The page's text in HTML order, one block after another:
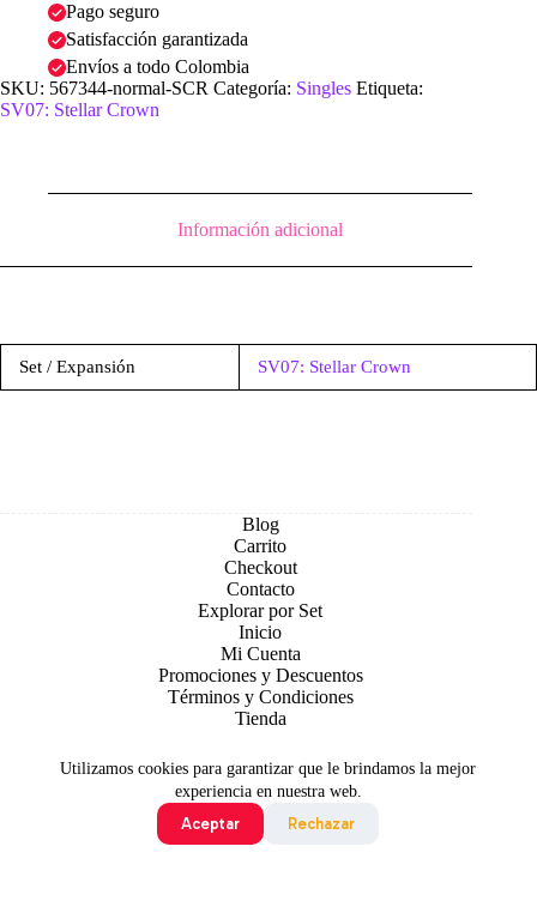
Utilizamos cookies para garantizar que le brindamos la mejor
experiencia en nuestra web.
Aceptar
Rechazar
Pago seguro
Satisfacción garantizada
Envíos a todo Colombia
SKU: 567344-normal-SCR Categoría: Singles Etiqueta:
SV07: Stellar Crown
Información adicional
Set / Expansión SV07: Stellar Crown
Blog
Carrito
Checkout
Contacto
Explorar por Set
Inicio
Mi Cuenta
Promociones y Descuentos
Términos y Condiciones
Tienda
Todo contenido original es sujeto de Copyright © 2026 TCG